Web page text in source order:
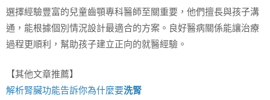
選擇經驗豐富的兒童齒顎專科醫師至關重要，他們擅長與孩子溝
通，能根據個別情況設計最適合的方案。良好醫病關係能讓治療
過程更順利，幫助孩子建立正向的就醫經驗。
【其他文章推薦】
解析腎臟功能告訴你為什麼要洗腎